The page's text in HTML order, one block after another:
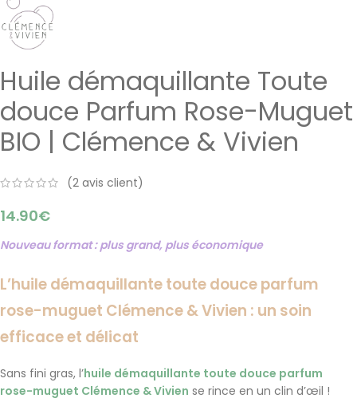
Huile démaquillante Toute
douce Parfum Rose-Muguet
BIO | Clémence & Vivien
(2 avis client)
14.90€
Nouveau format : plus grand, plus économique
L’huile démaquillante toute douce parfum
rose-muguet Clémence & Vivien : un soin
efficace et délicat
Sans fini gras, l’huile démaquillante toute douce parfum
rose-muguet Clémence & Vivien se rince en un clin d’œil !